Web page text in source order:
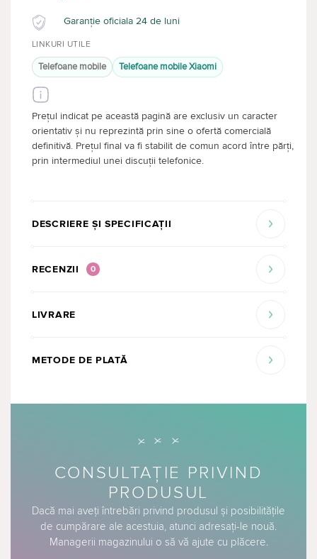
Garanție oficiala 24 de luni
LINKURI UTILE
Telefoane mobile Telefoane mobile Xiaomi
Prețul indicat pe această pagină are exclusiv un caracter
orientativ și nu reprezintă prin sine o ofertă comercială
definitivă. Prețul final va fi stabilit de comun acord între părți,
prin intermediul unei discuții telefonice.
DESCRIERE ȘI SPECIFICAȚII
RECENZII 0
LIVRARE
METODE DE PLATĂ
CONSULTAȚIE PRIVIND
PRODUSUL
Dacă mai aveți întrebări privind produsul și posibilitățile
de cumpărare ale acestuia, atunci adresați-le nouă.
Managerii magazinului o să vă ajute cu plăcere.